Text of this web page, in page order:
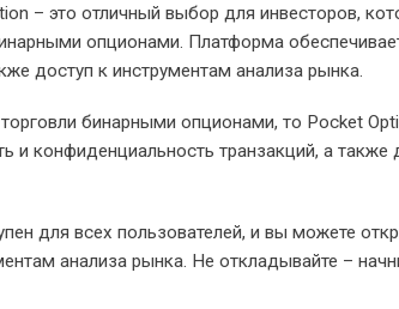
– это отличный выбор для инвесторов,
опционами. Платформа
доступ к инструментам анализа рынка.
бинарными опционами, то Pocket
и конфиденциальность транзакций, а также
для всех пользователей, и вы можете
анализа рынка. Не откладывайте –